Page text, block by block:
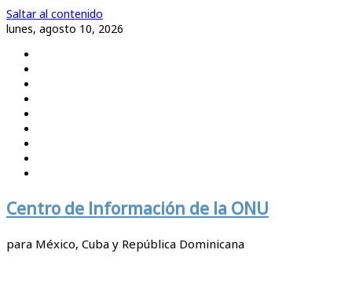
Saltar al contenido
lunes, agosto 10, 2026
Centro de Información de la ONU
para México, Cuba y República Dominicana